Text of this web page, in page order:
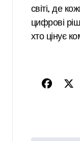
світі, де
цифрові
хто цінує